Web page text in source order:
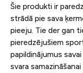
Šie produkti ir
strādā pie sava
pieeju. Tie der gan
pieredzējušiem
papildinājumus
svara